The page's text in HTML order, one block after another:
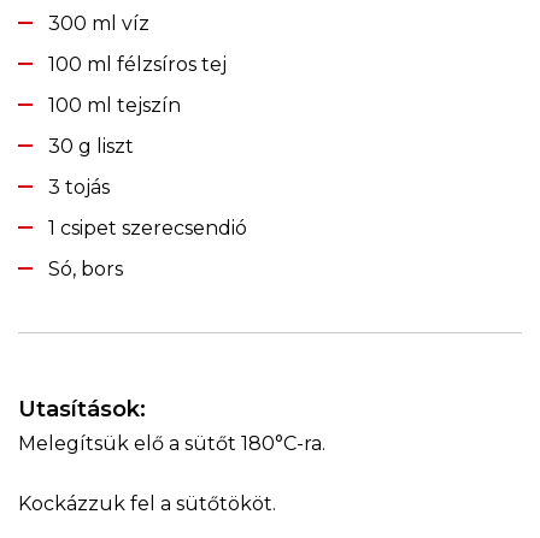
300 ml víz
100 ml félzsíros tej
100 ml tejszín
30 g liszt
3 tojás
1 csipet szerecsendió
Só, bors
Utasítások:
Melegítsük elő a sütőt 180°C-ra.
Kockázzuk fel a sütőtököt.